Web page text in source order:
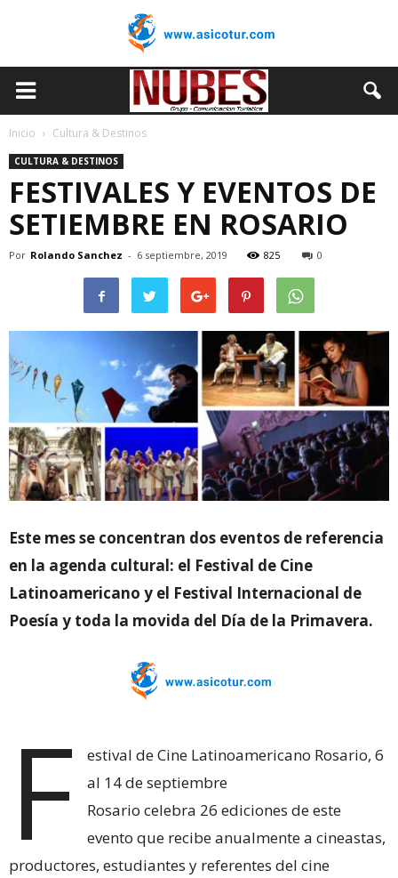
Inicio Cultura & Destinos
CULTURA & DESTINOS
FESTIVALES Y EVENTOS DE
SETIEMBRE EN ROSARIO
Por Rolando Sanchez - 6 septiembre, 2019 825 0
Este mes se concentran dos eventos de referencia
en la agenda cultural: el Festival de Cine
Latinoamericano y el Festival Internacional de
Poesía y toda la movida del Día de la Primavera.
F
estival de Cine Latinoamericano Rosario, 6
al 14 de septiembre
Rosario celebra 26 ediciones de este
evento que recibe anualmente a cineastas,
productores, estudiantes y referentes del cine